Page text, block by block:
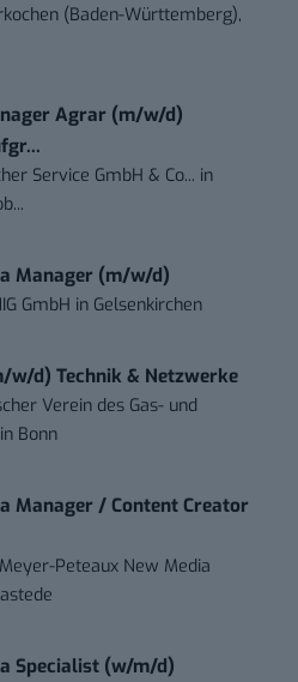
(Baden-Württemberg),
Agrar (m/w/d)
Service GmbH & Co... in
Manager (m/w/d)
GmbH in Gelsenkirchen
w/d) Technik & Netzwerke
Verein des Gas- und
in Bonn
Manager / Content Creator
Peteaux New Media
Specialist (w/m/d)